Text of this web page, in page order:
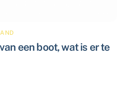
een boot, wat is er te